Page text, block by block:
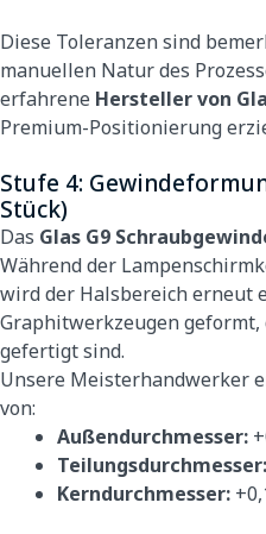
Diese Toleranzen sind
manuellen Natur des
erfahrene Hersteller von
Premium-Positionierung
Stufe 4:
Stück)
Das Glas G9
Während der
wird der Halsbereich erneut
Graphitwerkzeugen geformt,
gefertigt sind.
Unsere Meisterhandwerker
von:
Außendurchmesser:
Teilungsdurchmesser:
Kerndurchmesser: